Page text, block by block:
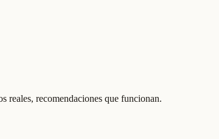
reales, recomendaciones que funcionan.